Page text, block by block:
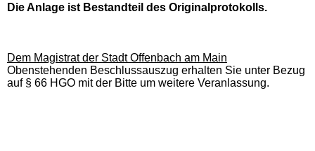
Die Anlage ist Bestandteil des Originalprotokolls.
Dem Magistrat der Stadt Offenbach am Main
Obenstehenden Beschlussauszug erhalten Sie unter Bezug
auf § 66 HGO mit der Bitte um weitere Veranlassung.